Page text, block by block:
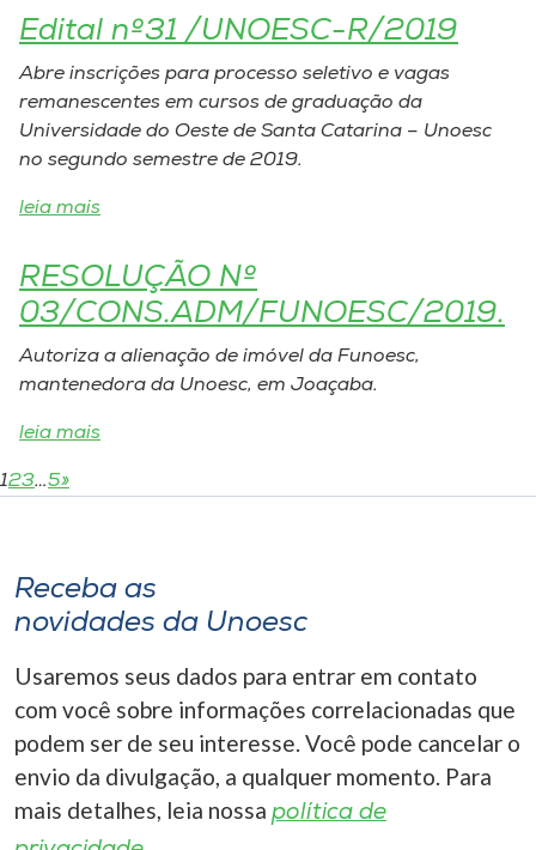
Edital nº31 /UNOESC-R/2019
Abre inscrições para processo seletivo e vagas
remanescentes em cursos de graduação da
Universidade do Oeste de Santa Catarina – Unoesc
no segundo semestre de 2019.
leia mais
RESOLUÇÃO Nº
03/CONS.ADM/FUNOESC/2019.
Autoriza a alienação de imóvel da Funoesc,
mantenedora da Unoesc, em Joaçaba.
leia mais
123…5»
Receba as
novidades da Unoesc
Usaremos seus dados para entrar em contato
com você sobre informações correlacionadas que
podem ser de seu interesse. Você pode cancelar o
envio da divulgação, a qualquer momento. Para
mais detalhes, leia nossa política de